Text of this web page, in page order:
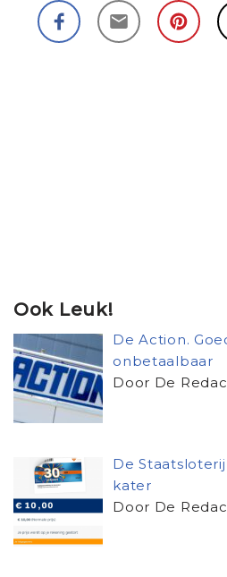
Ook Leuk!
De Action.
onbetaalbaar
Door De
De
kater
Door De